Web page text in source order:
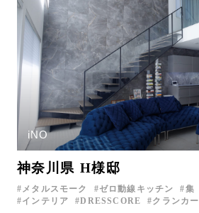
iNO
神奈川県 H様邸
メタルスモーク ゼロ動線キッチン 集
インテリア
DRESSCORE クランカー